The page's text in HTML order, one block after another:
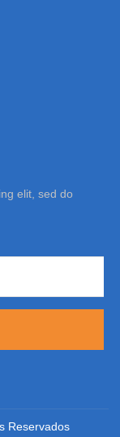
elit, sed do
Reservados